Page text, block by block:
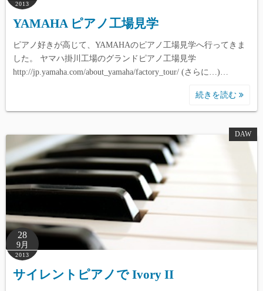
2013
YAMAHA ピアノ工場見学
ピアノ好きが高じて、YAMAHAのピアノ工場見学へ行ってきま
した。 ヤマハ掛川工場のグランドピアノ工場見学
http://jp.yamaha.com/about_yamaha/factory_tour/ (さらに…)…
続きを読む
DAW
28
9月
2013
サイレントピアノで Ivory II